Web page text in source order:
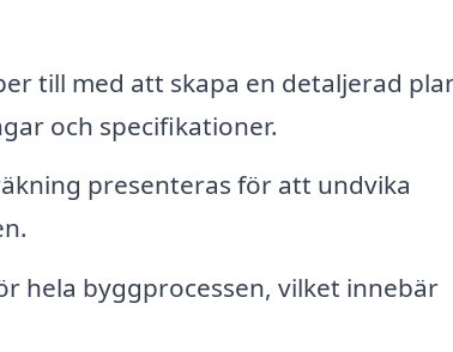
till med att skapa en detaljerad
och specifikationer.
presenteras för att undvika
hela byggprocessen, vilket innebär